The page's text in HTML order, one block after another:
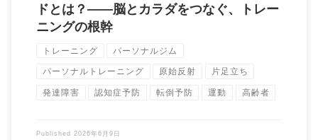
ドとは？——脳とカラダをつなぐ、トレー
ニングの根幹
トレーニング パーソナルジム
パーソナルトレーニング 原始反射 片足立ち
発達障害 認知症予防 転倒予防 運動 高齢者
Published 2026年6月9日